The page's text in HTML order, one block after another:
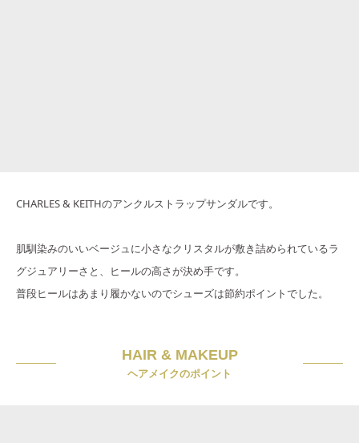
CHARLES & KEITHのアンクルストラップサンダルです。
肌馴染みのいいベージュに小さなクリスタルが敷き詰められているラ
グジュアリーさと、ヒールの高さが決め手です。
普段ヒールはあまり履かないのでシューズは節約ポイントでした。
HAIR & MAKEUP
ヘアメイクのポイント